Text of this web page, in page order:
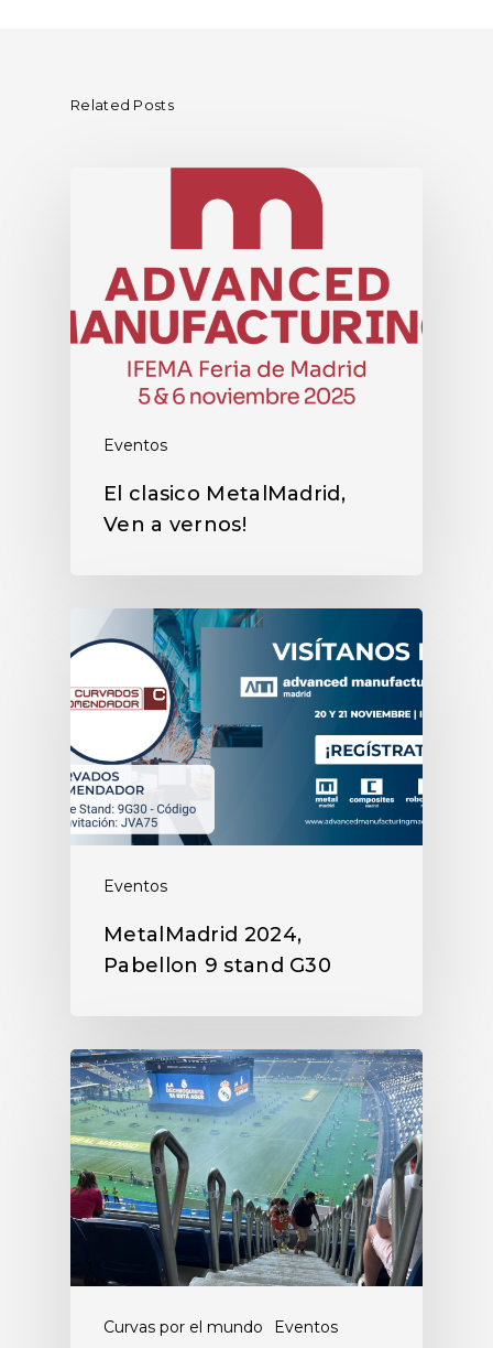
Related Posts
Eventos
El clasico MetalMadrid,
Ven a vernos!
Eventos
MetalMadrid 2024,
Pabellon 9 stand G30
Curvas por el mundo Eventos